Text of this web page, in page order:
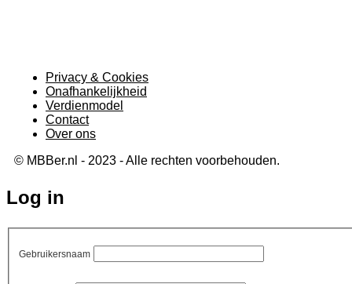
Privacy & Cookies
Onafhankelijkheid
Verdienmodel
Contact
Over ons
© MBBer.nl - 2023 - Alle rechten voorbehouden.
Log in
Gebruikersnaam